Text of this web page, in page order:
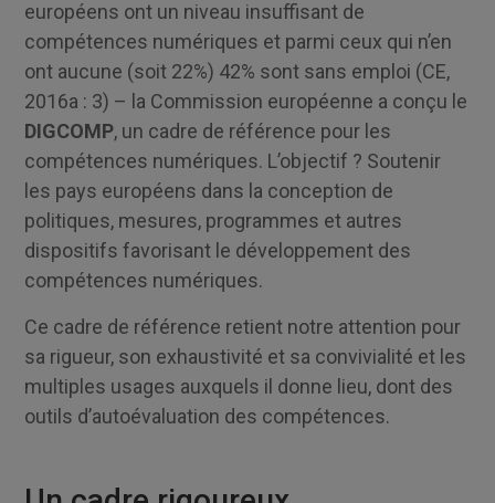
européens ont un niveau insuffisant de
compétences numériques et parmi ceux qui n’en
ont aucune (soit 22%) 42% sont sans emploi (CE,
2016a : 3) – la Commission européenne a conçu le
DIGCOMP, un cadre de référence pour les
compétences numériques. L’objectif ? Soutenir
les pays européens dans la conception de
politiques, mesures, programmes et autres
dispositifs favorisant le développement des
compétences numériques.
Ce cadre de référence retient notre attention pour
sa rigueur, son exhaustivité et sa convivialité et les
multiples usages auxquels il donne lieu, dont des
outils d’autoévaluation des compétences.